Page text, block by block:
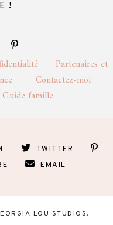
!
Partenaires et
Contactez-moi
Guide famille
TWITTER
EMAIL
LOU STUDIOS.